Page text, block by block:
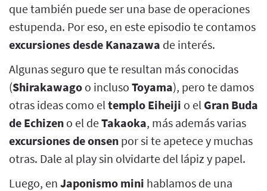
que también puede ser una base de operaciones
estupenda. Por eso, en este episodio te contamos
excursiones desde Kanazawa de interés.
Algunas seguro que te resultan más conocidas
(Shirakawago o incluso Toyama), pero te damos
otras ideas como el templo Eiheiji o el Gran Buda
de Echizen o el deTakaoka, más además varias
excursiones de onsen por si te apetece y muchas
otras. Dale al play sin olvidarte del lápiz y papel.
Luego, en Japonismo mini hablamos de una